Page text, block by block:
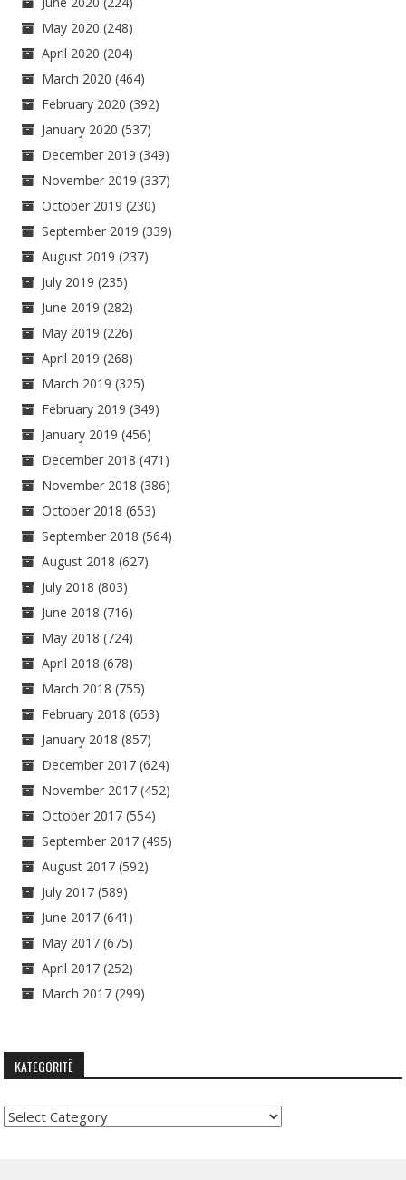
May 2020 (248)
April 2020 (204)
March 2020 (464)
February 2020 (392)
January 2020 (537)
December 2019 (349)
November 2019 (337)
October 2019 (230)
September 2019 (339)
August 2019 (237)
July 2019 (235)
June 2019 (282)
May 2019 (226)
April 2019 (268)
March 2019 (325)
February 2019 (349)
January 2019 (456)
December 2018 (471)
November 2018 (386)
October 2018 (653)
September 2018 (564)
August 2018 (627)
July 2018 (803)
June 2018 (716)
May 2018 (724)
April 2018 (678)
March 2018 (755)
February 2018 (653)
January 2018 (857)
December 2017 (624)
November 2017 (452)
October 2017 (554)
September 2017 (495)
August 2017 (592)
July 2017 (589)
June 2017 (641)
May 2017 (675)
April 2017 (252)
March 2017 (299)
KATEGORITË
Kategoritë